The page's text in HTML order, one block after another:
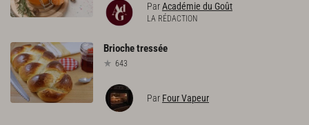
ParAcadémie du Goût
LA RÉDACTION
Briochetressée
643
Par Four Vapeur